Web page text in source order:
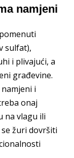
namjeni
sulfat),
i plivajući, a
građevine.
i
onaj
na vlagu ili
žuri dovršiti